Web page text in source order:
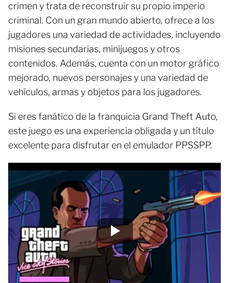
crimen y trata de reconstruir su propio imperio
criminal. Con un gran mundo abierto, ofrece a los
jugadores una variedad de actividades, incluyendo
misiones secundarias, minijuegos y otros
contenidos. Además, cuenta con un motor gráfico
mejorado, nuevos personajes y una variedad de
vehículos, armas y objetos para los jugadores.
Si eres fanático de la franquicia Grand Theft Auto,
este juego es una experiencia obligada y un título
excelente para disfrutar en el emulador PPSSPP.